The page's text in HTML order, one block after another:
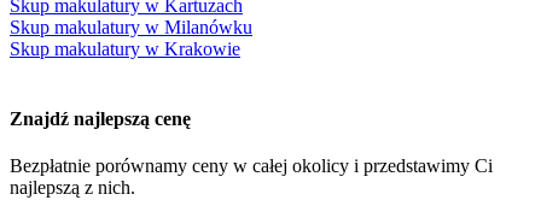
Skup makulatury w Kartuzach
Skup makulatury w Milanówku
Skup makulatury w Krakowie
Znajdź najlepszą cenę
Bezpłatnie porównamy ceny w całej okolicy i przedstawimy Ci
najlepszą z nich.